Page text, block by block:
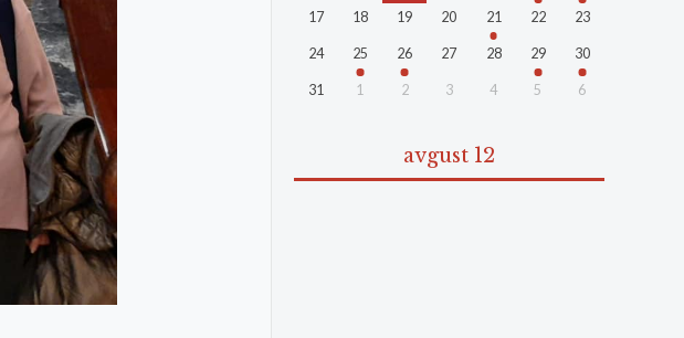
17 18 19 20 21 22 23
24 25 26 27 28 29 30
31 1 2 3 4 5 6
avgust 12